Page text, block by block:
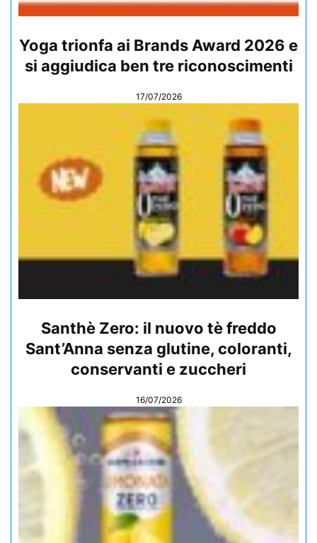
Yoga trionfa ai Brands Award 2026 e
si aggiudica ben tre riconoscimenti
17/07/2026
Santhè Zero: il nuovo tè freddo
Sant’Anna senza glutine, coloranti,
conservanti e zuccheri
16/07/2026